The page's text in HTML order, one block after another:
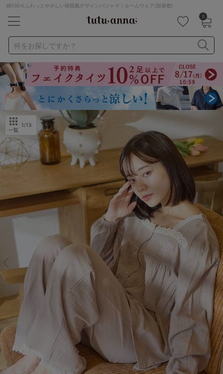
綿100％ふわっとやさしい韓国風デザインパジャマ｜ルームウェア(部屋着)
0
何をお探しですか？
ナイトブラ ノンワイヤー 特盛ブラ
チューブトップ
折り畳み
パジャマ ストッキング
キャミソール
ルームウェア
育乳ブラ アームカバー
カテゴリから探す
下着
ルームウェア ライフスタイル
メンズ キッズ
ギフトラッピング
サイズからブラを探す
A60 A70
B70 B75
C70 C75 C80 C85
一覧
1/13